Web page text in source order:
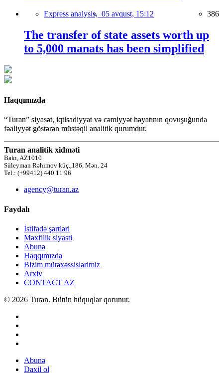
Express analysis, 05 avqust, 15:12 386
The transfer of state assets worth up
to 5,000 manats has been simplified
Haqqımızda
“Turan” siyasət, iqtisadiyyat və cəmiyyət həyatının qovuşuğunda
fəaliyyət göstərən müstəqil analitik qurumdur.
Turan analitik xidməti
Bakı, AZ1010
Süleyman Rəhimov küç.,186, Mən. 24
Tel.: (+99412) 440 11 96
agency@turan.az
Faydalı
İstifadə şərtləri
Məxfilik siyasti
Abunə
Haqqımızda
Bizim mütəxəssislərimiz
Arxiv
CONTACT AZ
© 2026 Turan. Bütün hüquqlar qorunur.
Abunə
Daxil ol